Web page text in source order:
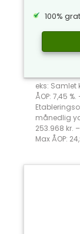
100%
eks: Samlet
ÅOP: 7,45
månedlig
253.968 kr.
Max ÅOP: